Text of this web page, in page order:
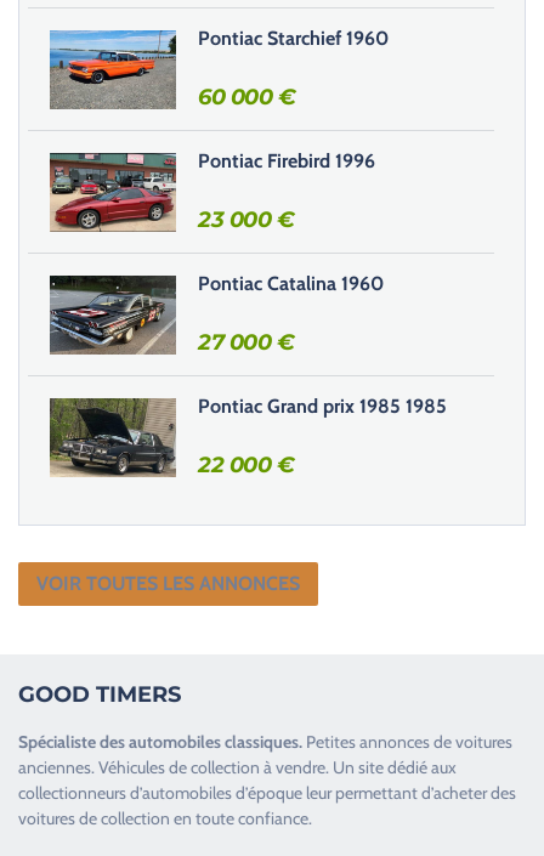
e
c
h
a
m
p
v
d
e
.
Pontiac Starchief 1960
60 000€
Pontiac Firebird 1996
23 000€
Pontiac Catalina 1960
27 000€
Pontiac Grand prix 1985 1985
22 000€
VOIR TOUTES LES ANNONCES
GOOD TIMERS
Spécialiste desautomobiles classiques. Petites annonces devoitures
anciennes.Véhicules de collection à vendre. Un site dédié aux
collectionneurs d’automobiles d’époque leur permettant d’acheter des
voitures de collection en toute confiance.